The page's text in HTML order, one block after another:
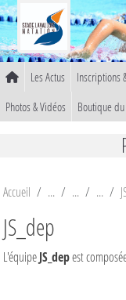
Les Actus Inscriptions
Photos & Vidéos
Boutique
Accueil
JS_dep
L'équipeJS_depest
Panneau de gestion des